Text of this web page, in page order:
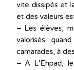
vite dissipés et
et des valeurs
– Les élèves,
valorisés
camarades, à
– A L’Ehpad,